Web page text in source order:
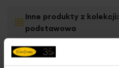
Inne produkty z kolekcji:
podstawowa